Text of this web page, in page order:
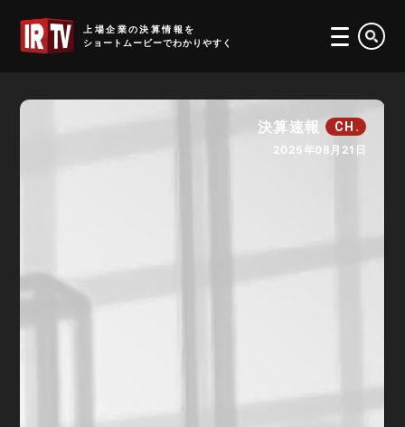
上場企業の決算情報を
ショートムービーでわかりやすく
決算速報 CH.
2025年08月21日